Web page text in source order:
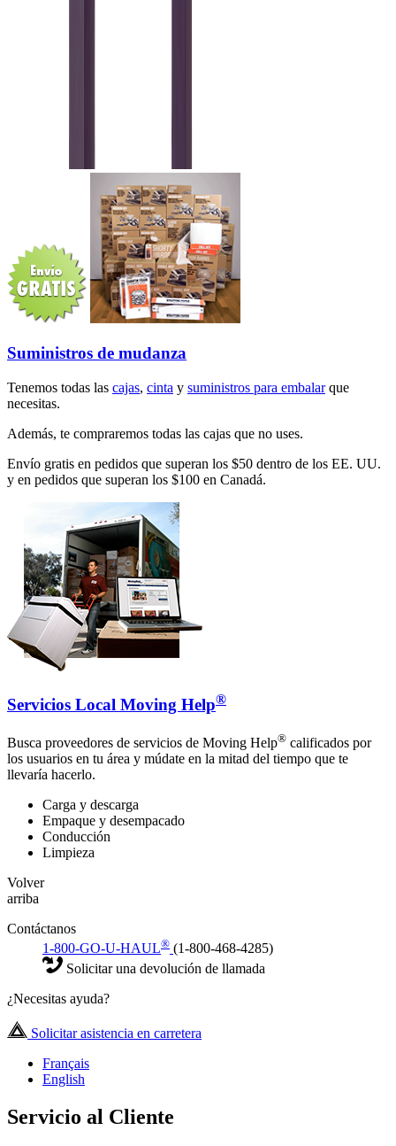
Suministros de mudanza
Tenemos todas las cajas, cinta y suministros para embalarque
necesitas.
Además, te compraremos todas las cajas que no uses.
Envío gratis en pedidos que superan los $50 dentro de los EE. UU.
y en pedidos que superan los $100 en Canadá.
Servicios Local Moving Help®
Busca proveedores de servicios de Moving Help® calificados por
los usuarios en tu área y múdate en la mitad del tiempo que te
llevaría hacerlo.
Carga y descarga
Empaque y desempacado
Conducción
Limpieza
Volver
arriba
Contáctanos
1-800-GO-U-HAUL® (1-800-468-4285)
Solicitar una devolución de llamada
¿Necesitas ayuda?
Solicitar asistencia en carretera
Français
English
Servicio al Cliente